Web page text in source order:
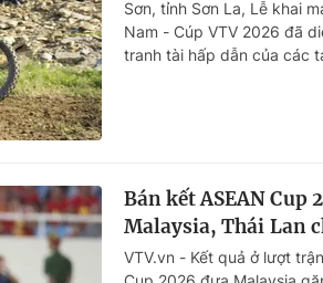
Sơn, tỉnh Sơn La, Lễ khai
Nam - Cúp VTV 2026 đã
tranh tài hấp dẫn của các
Bán kết ASEAN Cup
Malaysia, Thái Lan
VTV.vn - Kết quả ở lượt